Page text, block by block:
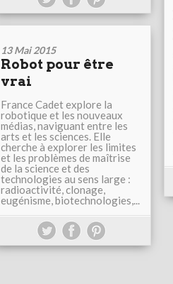
13 Mai 2015
Robot pour être
vrai
France Cadet explore la
robotique et les nouveaux
médias, naviguant entre les
arts et les sciences. Elle
cherche à explorer les limites
et les problèmes de maîtrise
de la science et des
technologies au sens large :
radioactivité, clonage,
eugénisme, biotechnologies,...